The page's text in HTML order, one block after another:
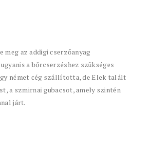
meg az addigi cserzőanyag
a bőrcserzéshez szükséges
német cég szállította, de Elek talált
a szmirnai gubacsot, amely szintén
járt.